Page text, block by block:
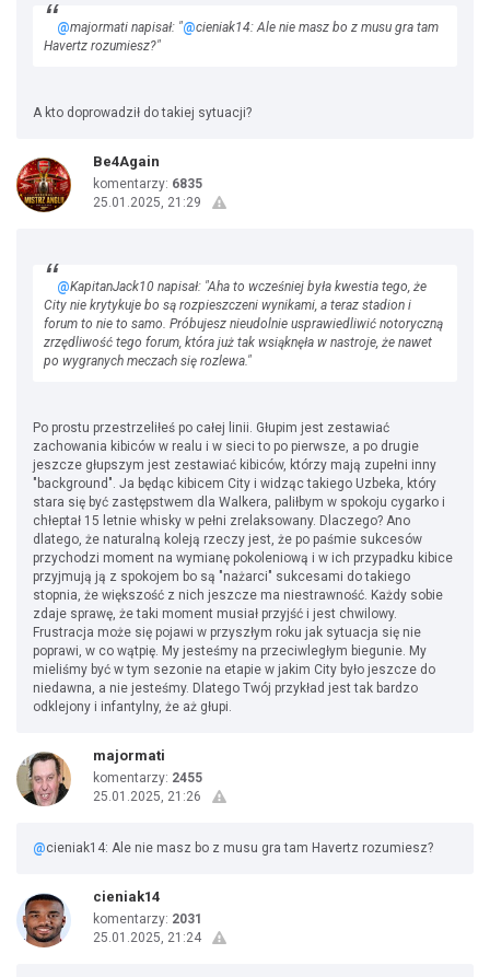
@majormati napisał: "@cieniak14: Ale nie masz bo z musu gra tam
Havertz rozumiesz?"
A kto doprowadził do takiej sytuacji?
Be4Again
komentarzy: 6835
25.01.2025, 21:29
@KapitanJack10 napisał: "Aha to wcześniej była kwestia tego, że
City nie krytykuje bo są rozpieszczeni wynikami, a teraz stadion i
forum to nie to samo. Próbujesz nieudolnie usprawiedliwić notoryczną
zrzędliwość tego forum, która już tak wsiąknęła w nastroje, że nawet
po wygranych meczach się rozlewa."
Po prostu przestrzeliłeś po całej linii. Głupim jest zestawiać
zachowania kibiców w realu i w sieci to po pierwsze, a po drugie
jeszcze głupszym jest zestawiać kibiców, którzy mają zupełni inny
"background". Ja będąc kibicem City i widząc takiego Uzbeka, który
stara się być zastępstwem dla Walkera, paliłbym w spokoju cygarko i
chłeptał 15 letnie whisky w pełni zrelaksowany. Dlaczego? Ano
dlatego, że naturalną koleją rzeczy jest, że po paśmie sukcesów
przychodzi moment na wymianę pokoleniową i w ich przypadku kibice
przyjmują ją z spokojem bo są "nażarci" sukcesami do takiego
stopnia, że większość z nich jeszcze ma niestrawność. Każdy sobie
zdaje sprawę, że taki moment musiał przyjść i jest chwilowy.
Frustracja może się pojawi w przyszłym roku jak sytuacja się nie
poprawi, w co wątpię. My jesteśmy na przeciwległym biegunie. My
mieliśmy być w tym sezonie na etapie w jakim City było jeszcze do
niedawna, a nie jesteśmy. Dlatego Twój przykład jest tak bardzo
odklejony i infantylny, że aż głupi.
majormati
komentarzy: 2455
25.01.2025, 21:26
@cieniak14: Ale nie masz bo z musu gra tam Havertz rozumiesz?
cieniak14
komentarzy: 2031
25.01.2025, 21:24